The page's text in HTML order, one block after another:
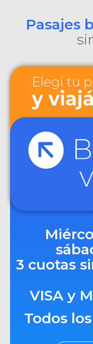
Pasajes
3 cuotas
VISA y
Todos